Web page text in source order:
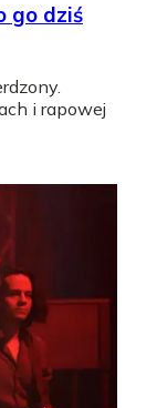
go dziś
i rapowej